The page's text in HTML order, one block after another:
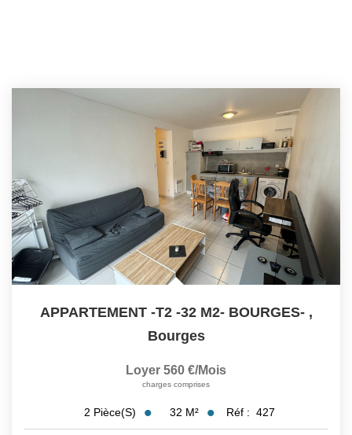
APPARTEMENT -T2 -32 M2- BOURGES- ,
Bourges
Loyer 560 €/mois
charges comprises
2 Pièce(s) 32 M² Réf : 427